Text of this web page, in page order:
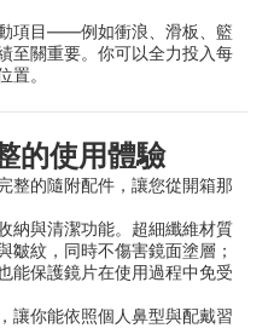
項目——例如衝浪、滑板、籃
至關重要。你可以全力投入每
置。
的使用體驗
整的隨附配件，讓您從開箱那
納與清潔功能。超細纖維材質
皺紋，同時不傷害鏡面塗層；
能保護鏡片在使用過程中免受
讓你能依照個人鼻型與配戴習